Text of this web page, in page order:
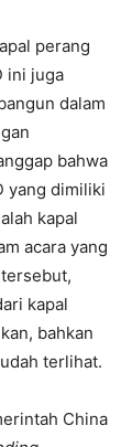
perang
ini juga
dalam
bahwa
yang dimiliki
kapal
acara yang
kapal
bahkan
terlihat.
China